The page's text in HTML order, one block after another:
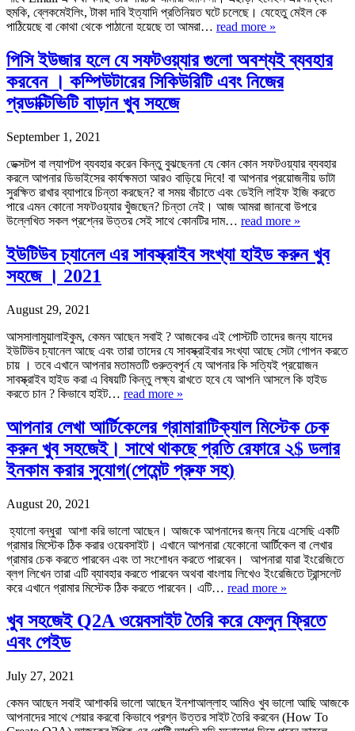
হুমকি, ব্লেকমেইলিং, টাকা দাবি ইত্যাদি প্রতিনিয়ত ঘটে চলেছে। যেহেতু মেইল কে
পাঠিয়েছে বা কোথা থেকে পাঠানো হয়েছে তা আমরা… read more »
পিসি ইউজার হলে যে সফটওয়্যার গুলো অবশ্যই ব্যবহার
করবেন । কম্পিউটারের সিকিউরিটি এবং নিজের
প্রডাক্টিভিটি বাড়ান খুব সহজে
September 1, 2021
ডেক্সটপ বা ল্যাপটপ ব্যবহার করেন কিন্তু বুঝছেননা যে কোন কোন সফটওয়্যার ব্যবহার
করলে আপনার ডিভাইসের কার্যক্ষমতা আরও বাড়িয়ে দিবে! বা আপনার প্রয়োজনীয় ডাটা
সুরক্ষিত রাখার ব্যাপারে চিন্তা করছেন? বা সময় বাঁচাতে এবং ডেইলি লাইফ ইজি করতে
পারে এমন কোনো সফটওয়্যার খুঁজছেন? চিন্তা নেই। আজ আমরা জানবো উপরে
উল্লেখিত সকল প্রশ্নের উত্তর সেই সাথে কোনটির দাম… read more »
ইউটিউব চ্যানেল এর সাবস্ক্রাইব সংখ্যা হাইড করুন খুব
সহজে । 2021
August 29, 2021
আসসালামুয়ালাইকুম, কেমন আছেন সবাই ? আজকের এই পোস্টটি তাদের জন্য যাদের
ইউটিউব চ্যানেল আছে এবং তারা তাদের যে সাবস্ক্রাইবার সংখ্যা আছে সেটা গোপন করতে
চায় । তবে এখানে আপনার মতামতটি গুরুত্বপূর্ন যে আপনার কি সত্যিই প্রয়োজন
সাবস্ক্রাইব হাইড করা এ বিষয়টি কিন্তু লক্ষ্য রাখতে হবে যে আপনি আসলে কি হাইড
করতে চান ? কিভাবে হাইট… read more »
আপনার লেখা আর্টিকেলের গ্রামারাটিক্যাল মিস্টেক চেক
করুন খুব সহজেই। সাথে থাকছে প্রতি রেফারে ২$ ডলার
ইনকাম করার সুযোগ(পেমেন্ট প্রুফ সহ)
August 20, 2021
হ্যালো বন্ধুরা আশা করি ভালো আছেন। আজকে আপনাদের জন্য নিয়ে এসেছি একটি
গ্রামার মিস্টেক ঠিক করার ওয়েবসাইট। এখানে আপনারা যেকোনো আর্টিকেল বা লেখার
গ্রামার চেক করতে পারবেন এবং তা সংশোধন করতে পারবেন। আপনারা যারা ইংরেজিতে
ব্লগ লিখেন তারা এটি ব্যাবহার করতে পারবেন অথবা বাংলায় লিখেও ইংরেজিতে ট্রান্সলেট
করে এখানে গ্রামার মিস্টেক ঠিক করতে পারবেন। এটি… read more »
খুব সহজেই Q2A ওয়েবসাইট তৈরি করে ফেলুন ফ্রিতে
এবং পেইড
July 27, 2021
কেমন আছেন সবাই আশাকরি ভালো আছেন ইনশাআল্লাহ আমিও খুব ভালো আছি আজকে
আপনাদের সাথে শেয়ার করবো কিভাবে প্রশ্ন উত্তর সাইট তৈরি করবেন (How To